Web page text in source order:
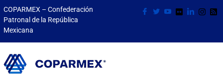
COPARMEX – Confederación
Patronal de la República
Mexicana